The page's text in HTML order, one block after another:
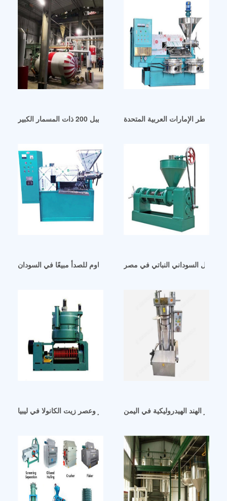
ماكينة عصر الزيت الساخن كايرو هايبل 200 ذات المسمار الكبير
في قطر الإمارات العربية المتحدة
أفضل آلة عصر زيت من الفولاذ المقاوم للصدأ مبيعًا في السودان
الفول السوداني النباتي في مصر
مورد آلة عصر وعصر زيت الكانولا في ليبياجوز الهند الهيدروليكية في اليمن